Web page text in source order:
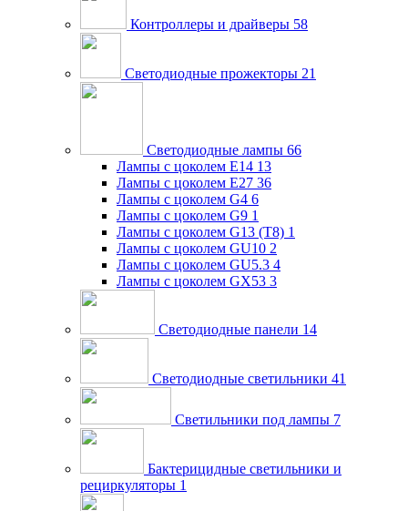
Контроллеры и драйверы 58
Светодиодные прожекторы 21
Светодиодные лампы 66
Лампы с цоколем E14 13
Лампы с цоколем E27 36
Лампы с цоколем G4 6
Лампы с цоколем G9 1
Лампы с цоколем G13 (Т8) 1
Лампы с цоколем GU10 2
Лампы с цоколем GU5.3 4
Лампы с цоколем GX53 3
Светодиодные панели 14
Светодиодные светильники 41
Светильники под лампы 7
Бактерицидные светильники и
рециркуляторы 1